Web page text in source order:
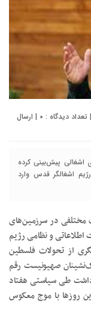
0 | ارسال
اشغالی پیش‌بینی کرده
اشغالگر قدس وارد
مختلفی در سرزمین‌های
اطلاعاتی و نظامی رژیم
از تحولات فلسطین
صهیونیست رقم
طی سیاستی هفتاد
روزها با موج معکوس